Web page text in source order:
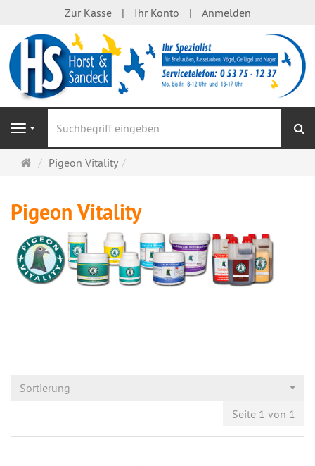
Zur Kasse Ihr Konto Anmelden
Navigation
Startseite
Pigeon Vitality
Pigeon Vitality
Sortierung
Seite 1 von 1